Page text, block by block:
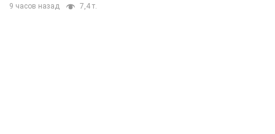
9 часов назад 7,4 т.